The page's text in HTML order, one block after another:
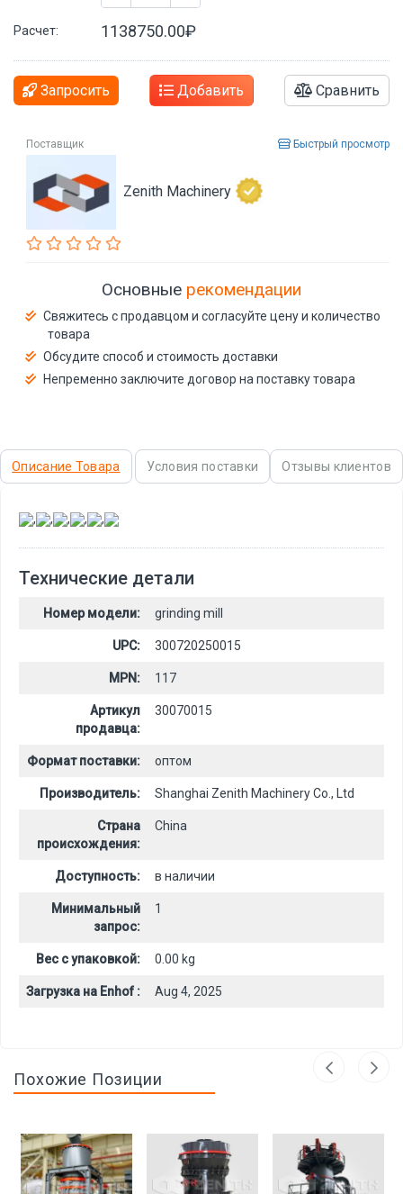
Расчет: 1138750.00₽
Запросить Добавить Сравнить
Поставщик Быстрый просмотр
Zenith Machinery
Основные рекомендации
Свяжитесь с продавцом и согласуйте цену и количество
товара
Обсудите способ и стоимость доставки
Непременно заключите договор на поставку товара
Описание Товара Условия поставки Отзывы клиентов
, , , , ,
Технические детали
Номер модели: grinding mill
UPC: 300720250015
MPN: 117
Артикул
продавца:
30070015
Формат поставки: оптом
Производитель: Shanghai Zenith Machinery Co., Ltd
Страна
происхождения:
China
Доступность: в наличии
Минимальный
запрос:
1
Вес с упаковкой: 0.00 kg
Загрузка на Enhof : Aug 4, 2025
Похожие Позиции